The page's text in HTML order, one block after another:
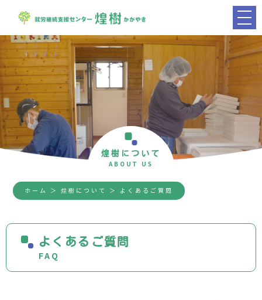
煌樹について
ABOUT US
ホーム ＞ 煌樹について ＞ よくあるご質問
よくあるご質問
FAQ